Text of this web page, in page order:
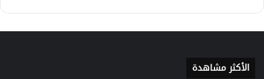
كلاود
الأكثر مشاهدة